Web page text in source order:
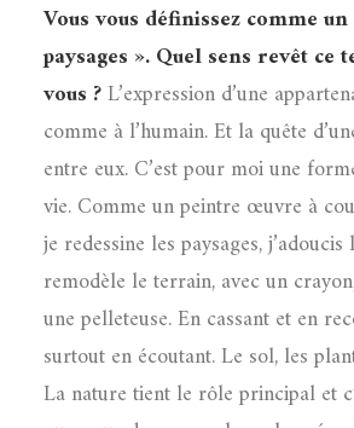
Vous vous définissez comme
paysages ». Quel sens revêt ce
vous ?L’expression d’une
comme à l’humain. Et la quête
entre eux. C’est pour moi une
vie. Comme un peintre œuvre à
je redessine les paysages,
remodèle le terrain, avec un
une pelleteuse. En cassant et en
surtout en écoutant. Le sol, les
La nature tient le rôle principal et